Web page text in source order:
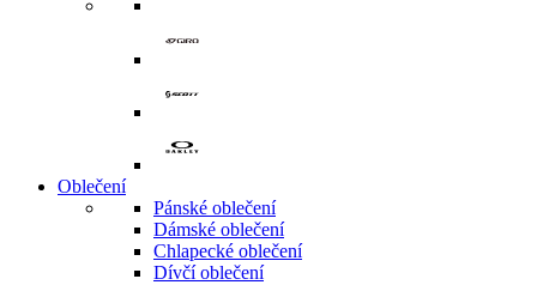
Oblečení
Pánské oblečení
Dámské oblečení
Chlapecké oblečení
Dívčí oblečení